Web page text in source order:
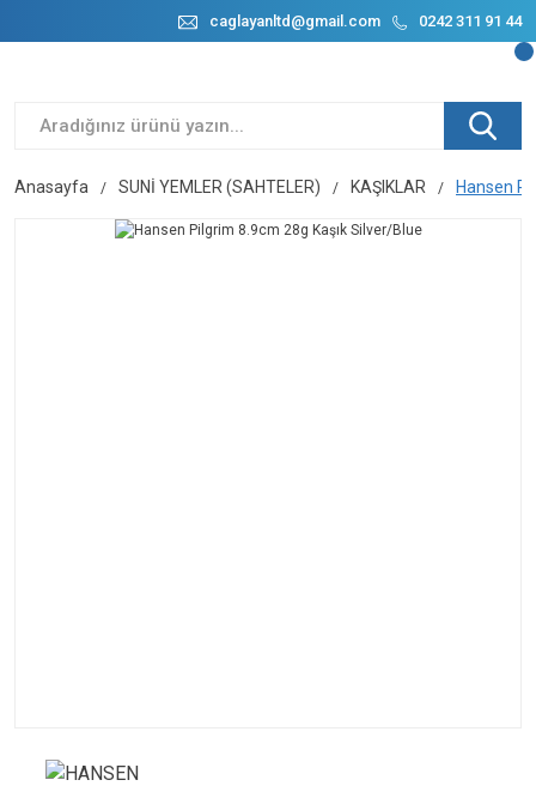
caglayanltd@gmail.com 0242 311 91 44
Anasayfa SUNİ YEMLER (SAHTELER) KAŞIKLAR Hansen